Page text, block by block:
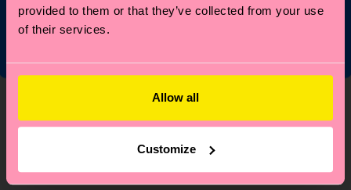
provided to them or that they’ve collected from your use
of their services.
Allow all
Customize
Ayuda
Plazos y gastos de envío